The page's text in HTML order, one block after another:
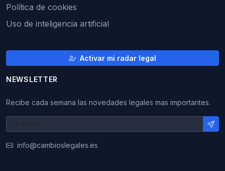
Política de cookies
Uso de inteligencia artificial
Activar mi radar legal
NEWSLETTER
Recibe cada semana las novedades legales mas importantes.
info@cambioslegales.es